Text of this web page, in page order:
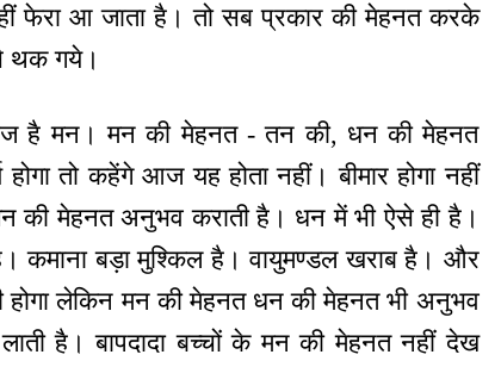
फेरा आ जाता है। तो सब प्रकार की मेहनत करके
थक गये।
है मन। मन की मेहनत - तन की, धन की मेहनत
तो कहेंगे आज यह होता नहीं। बीमार होगा नहीं
की मेहनत अनुभव कराती है। धन में भी ऐसे ही है।
कमाना बड़ा मुश्किल है। वायुमण्डल खराब है। और
होगा लेकिन मन की मेहनत धन की मेहनत भी अनुभव
है। बापदादा बच्चों के मन की मेहनत नहीं देख